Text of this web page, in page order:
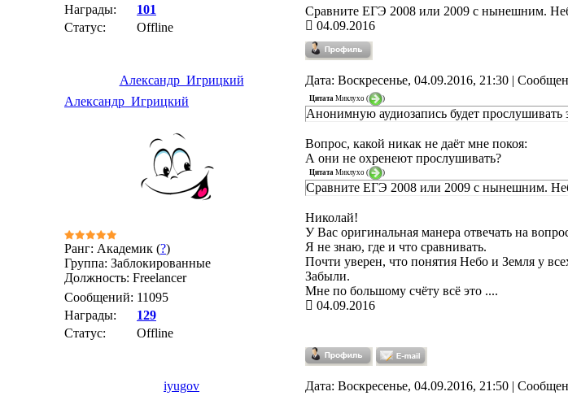
Награды:
101
Статус:
Offline
Сравните ЕГЭ 2008 или 2009 с нынешним.
04.09.2016
Александр_Игрицкий Дата: Воскресенье, 04.09.2016, 21:30 |
Александр_Игрицкий
Ранг: Академик (?)
Группа: Заблокированные
Должность: Freelancer
Сообщений: 11095
Награды:
129
Статус:
Offline
Цитата Миклухо ( )
Анонимную аудиозапись будет прослушивать
Вопрос, какой никак не даёт мне покоя:
А они не охренеют прослушивать?
Цитата Миклухо ( )
Сравните ЕГЭ 2008 или 2009 с нынешним.
Николай!
У Вас оригинальная манера отвечать на
Я не знаю, где и что сравнивать.
Почти уверен, что понятия Небо и Земля у
Забыли.
Мне по большому счёту всё это ....
04.09.2016
iyugov Дата: Воскресенье, 04.09.2016, 21:50 |